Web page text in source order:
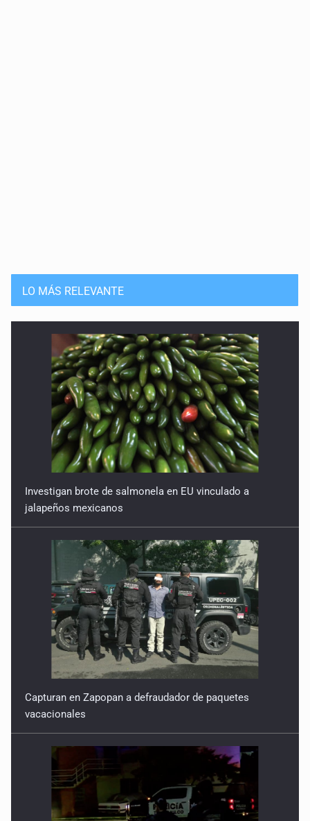
LO MÁS RELEVANTE
Investigan brote de salmonela en EU vinculado a
jalapeños mexicanos
Capturan en Zapopan a defraudador de paquetes
vacacionales